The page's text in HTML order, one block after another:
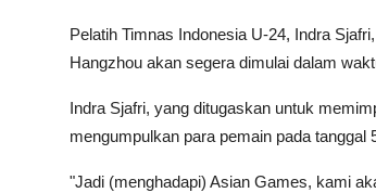
Pelatih Timnas Indonesia U-24, Indra
Hangzhou akan segera dimulai dalam
Indra Sjafri, yang ditugaskan untuk
mengumpulkan para pemain pada tanggal
"Jadi (menghadapi) Asian Games, kami